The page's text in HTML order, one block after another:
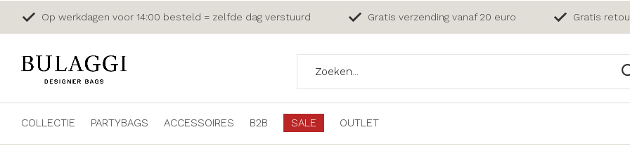
COLLECTIE PARTYBAGS ACCESSOIRES B2B SALE OUTLET
Op werkdagen voor 14:00 besteld = zelfde dag verstuurd Gratis verzending vanaf 20 euro Gratis